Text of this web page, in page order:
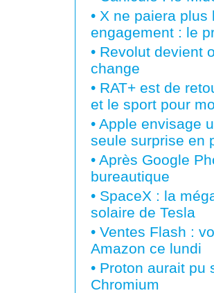
• X ne paiera plus
engagement : le
• Revolut devient
change
• RAT+ est de
et le sport pour
• Apple envisage
seule surprise en
• Après Google
bureautique
• SpaceX : la
solaire de Tesla
• Ventes Flash :
Amazon ce lundi
• Proton aurait pu
Chromium